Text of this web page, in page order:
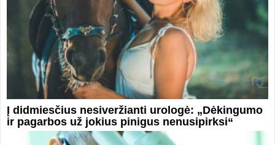
Į didmiesčius nesiveržianti urologė: „Dėkingumo
ir pagarbos už jokius pinigus nenusipirksi“